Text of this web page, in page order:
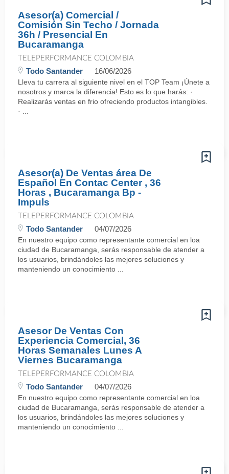
Asesor(a) Comercial /
Comisión Sin Techo / Jornada
36h / Presencial En
Bucaramanga
TELEPERFORMANCE COLOMBIA
Todo Santander 16/06/2026
Lleva tu carrera al siguiente nivel en el TOP Team ¡Únete a
nosotros y marca la diferencia! Esto es lo que harás: ·
Realizarás ventas en frio ofreciendo productos intangibles.
· ...
Asesor(a) De Ventas área De
Español En Contac Center , 36
Horas , Bucaramanga Bp -
Impuls
TELEPERFORMANCE COLOMBIA
Todo Santander 04/07/2026
En nuestro equipo como representante comercial en loa
ciudad de Bucaramanga, serás responsable de atender a
los usuarios, brindándoles las mejores soluciones y
manteniendo un conocimiento ...
Asesor De Ventas Con
Experiencia Comercial, 36
Horas Semanales Lunes A
Viernes Bucaramanga
TELEPERFORMANCE COLOMBIA
Todo Santander 04/07/2026
En nuestro equipo como representante comercial en loa
ciudad de Bucaramanga, serás responsable de atender a
los usuarios, brindándoles las mejores soluciones y
manteniendo un conocimiento ...